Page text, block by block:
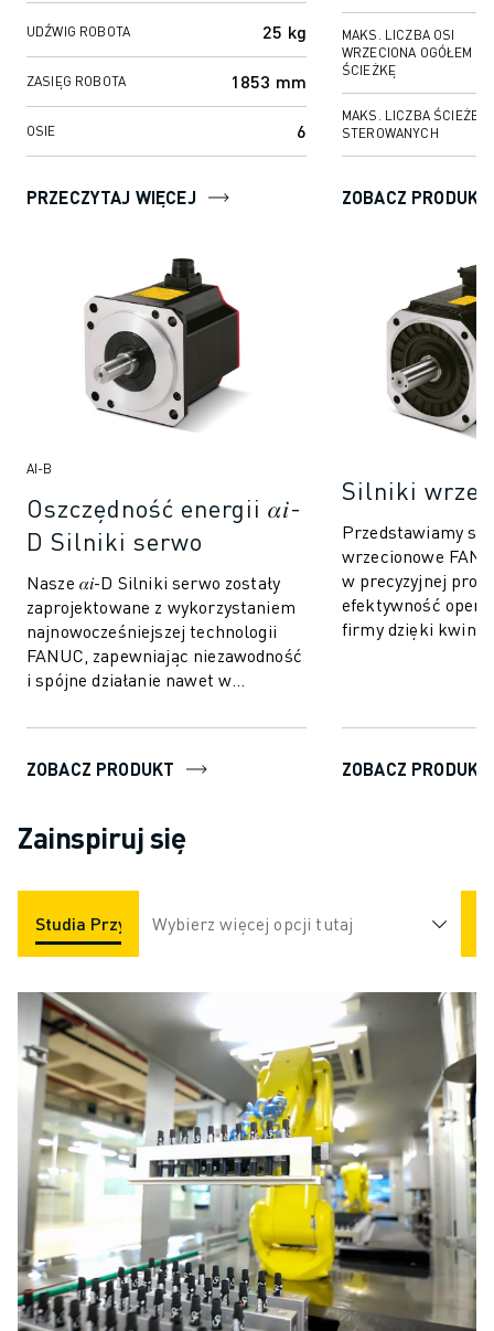
UDŹWIG ROBOTA 25 kg
ZASIĘG ROBOTA 1853 mm
OSIE 6
PRZECZYTAJ WIĘCEJ
MAKS. LICZBA OSI
WRZECIONA OGÓŁEM /
ŚCIEŻKĘ
MAKS. LICZBA ŚCIEŻEK
STEROWANYCH
ZOBACZ PRODUKT
ΑI-B
Oszczędność energii 𝛼𝑖-
D Silniki serwo
Nasze 𝛼𝑖-D Silniki serwo zostały
zaprojektowane z wykorzystaniem
najnowocześniejszej technologii
FANUC, zapewniając niezawodność
i spójne działanie nawet w
środowiskach prz...
ZOBACZ PRODUKT
Silniki
Przedstawiamy
wrzecionowe
w precyzyjnej
efektywność
firmy dzięki
ZOBACZ PRODUKT
Zainspiruj się
Studia Przypadków Aplikacje Branże
Wybierz więcej opcji tutaj